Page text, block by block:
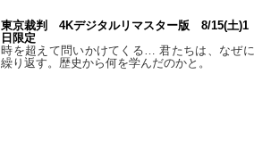
東京裁判 4Kデジタルリマスター版 8/15(土)1
日限定
時を超えて問いかけてくる… 君たちは、なぜに
繰り返す。歴史から何を学んだのかと。